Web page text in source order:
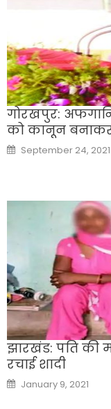
गोरखपुर:
को कानून बनाकर
Posted
on
September 24, 2021
झारखंड: पति की
रचाई शादी
Posted
on
January 9, 2021